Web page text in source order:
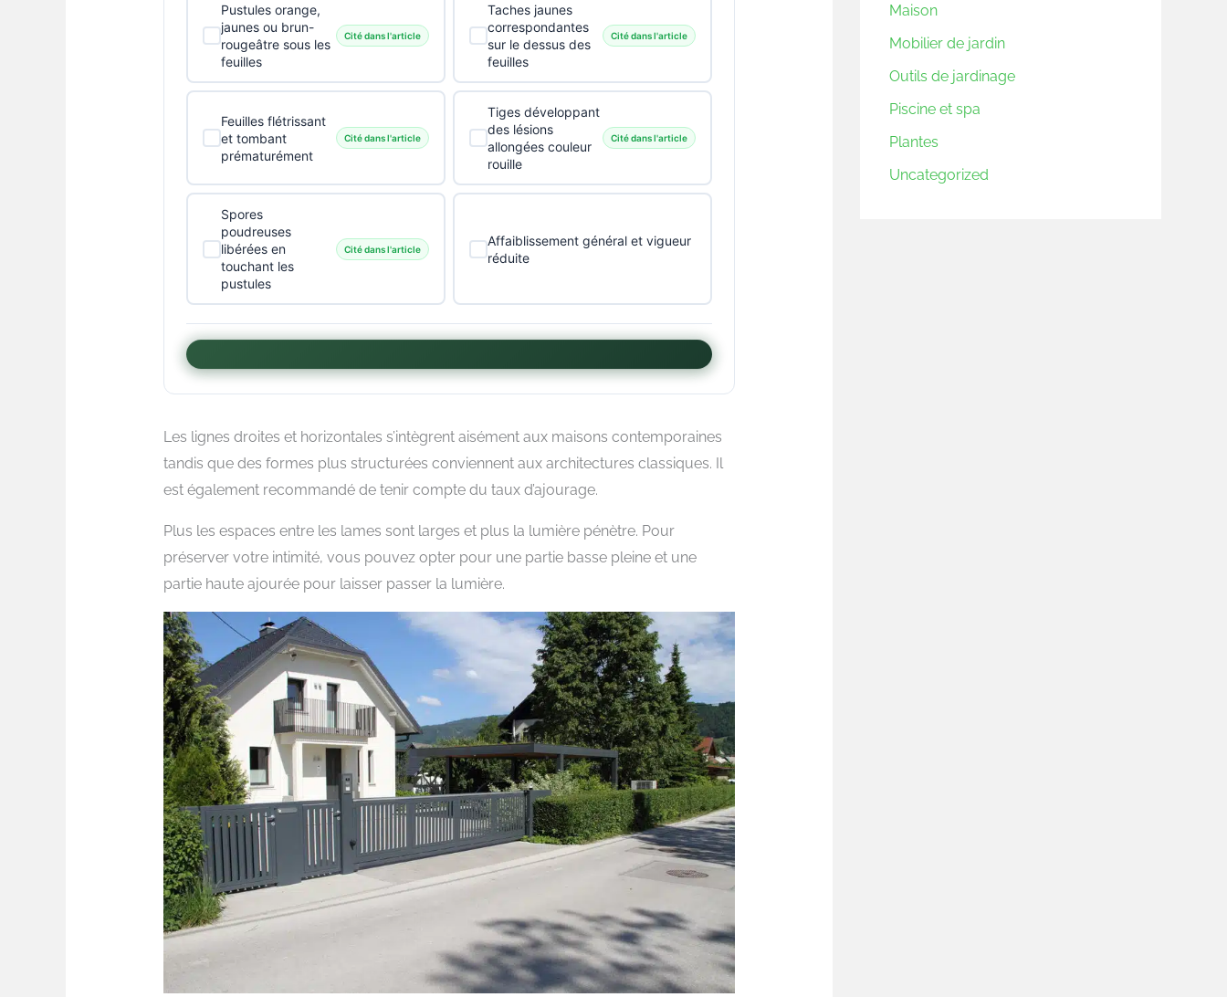
Pustules orange,
jaunes ou brun-
rougeâtre sous les
feuilles
Cité dans l'article
Taches jaunes
correspondantes
sur le dessus des
feuilles
Cité dans l'article
Feuilles flétrissant
et tombant
prématurément
Cité dans l'article
Tiges développant
des lésions
allongées couleur
rouille
Cité dans l'article
Spores
poudreuses
libérées en
touchant les
pustules
Cité dans l'article
Affaiblissement général et vigueur
réduite
Les lignes droites et horizontales s’intègrent aisément aux maisons contemporaines
tandis que des formes plus structurées conviennent aux architectures classiques. Il
est également recommandé de tenir compte du taux d’ajourage.
Plus les espaces entre les lames sont larges et plus la lumière pénètre. Pour
préserver votre intimité, vous pouvez opter pour une partie basse pleine et une
partie haute ajourée pour laisser passer la lumière.
Maison
Mobilier de jardin
Outils de jardinage
Piscine et spa
Plantes
Uncategorized